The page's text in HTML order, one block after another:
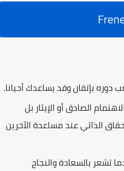
دوره بإتقان وقد يساعدك أحيانا.
الصادق أو الإيثار بل
الذاتي عند مساعدة الآخرين
بالسعادة والنجاح